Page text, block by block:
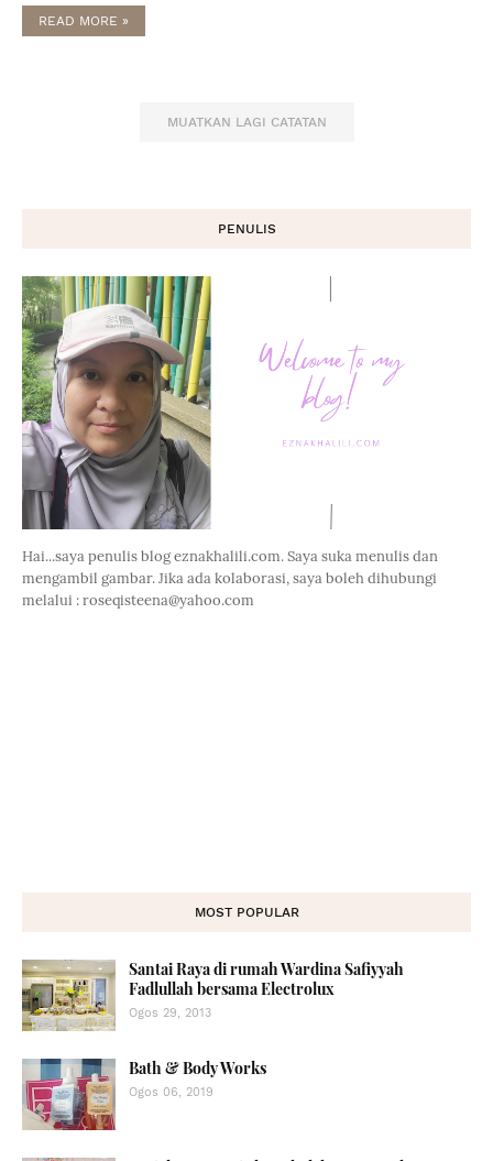
READ MORE »
MUATKAN LAGI CATATAN
PENULIS
Hai...saya penulis blog eznakhalili.com. Saya suka menulis dan
mengambil gambar. Jika ada kolaborasi, saya boleh dihubungi
melalui : roseqisteena@yahoo.com
MOST POPULAR
Santai Raya di rumah Wardina Safiyyah
Fadlullah bersama Electrolux
Ogos 29, 2013
Bath & Body Works
Ogos 06, 2019